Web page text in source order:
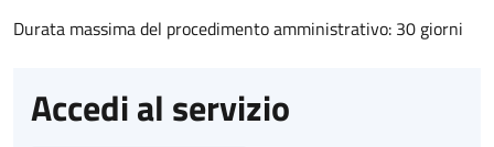
Durata massima del procedimento amministrativo: 30 giorni
Accedi al servizio